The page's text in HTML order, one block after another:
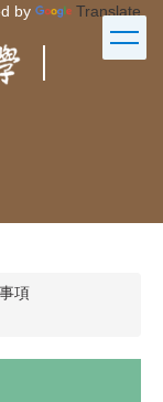
by Translate
項